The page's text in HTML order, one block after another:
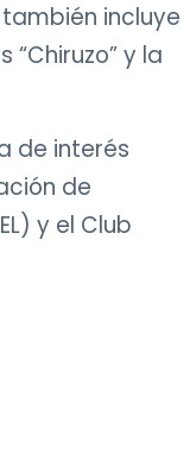
también incluye
y la
de interés
de
y el Club